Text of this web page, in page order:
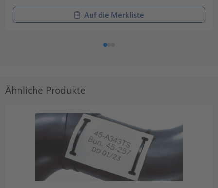
Auf die Merkliste
Ähnliche Produkte